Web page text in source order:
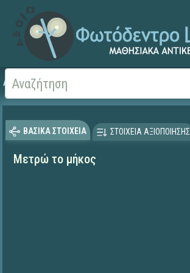
Αρχική ΕΡΓΑ ΙΤΥΕ 1996-2008
ΒΑΣΙΚΑ ΣΤΟΙΧΕΙΑ ΣΤΟΙΧΕΙΑ ΑΞΙΟΠΟΙΗΣΗΣ
Μετρώ το μήκος